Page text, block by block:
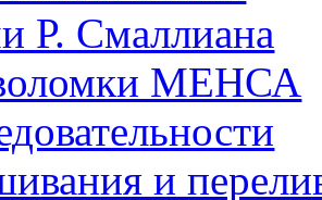
Р. Смаллиана
МЕНСА
и